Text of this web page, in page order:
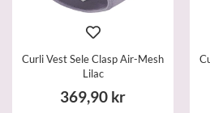
Curli Vest Sele Clasp Air-Mesh
Lilac
369,90 kr